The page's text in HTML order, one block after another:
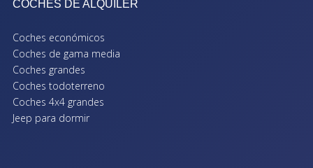
COCHES DE ALQUILER
Coches económicos
Coches de gama media
Coches grandes
Coches todoterreno
Coches 4x4 grandes
Jeep para dormir